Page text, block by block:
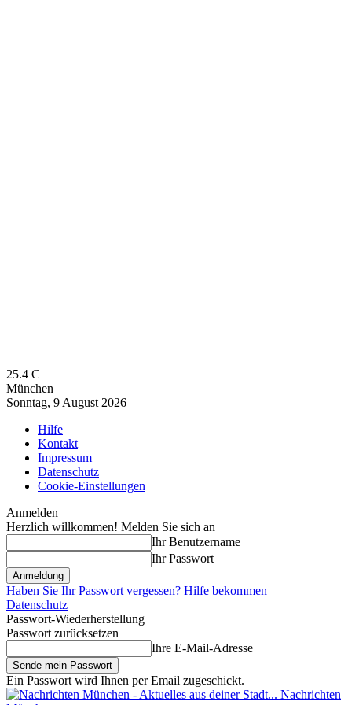
25.4 C
München
Sonntag, 9 August 2026
Hilfe
Kontakt
Impressum
Datenschutz
Cookie-Einstellungen
Anmelden
Herzlich willkommen! Melden Sie sich an
Ihr Benutzername
Ihr Passwort
Haben Sie Ihr Passwort vergessen? Hilfe bekommen
Datenschutz
Passwort-Wiederherstellung
Passwort zurücksetzen
Ihre E-Mail-Adresse
Ein Passwort wird Ihnen per Email zugeschickt.
Nachrichten